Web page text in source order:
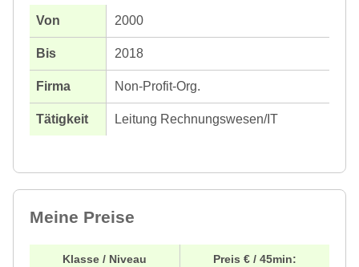
2000
2018
Non-Profit-Org.
Leitung Rechnungswesen/IT
Meine Preise
Klasse / Niveau Preis € / 45min: